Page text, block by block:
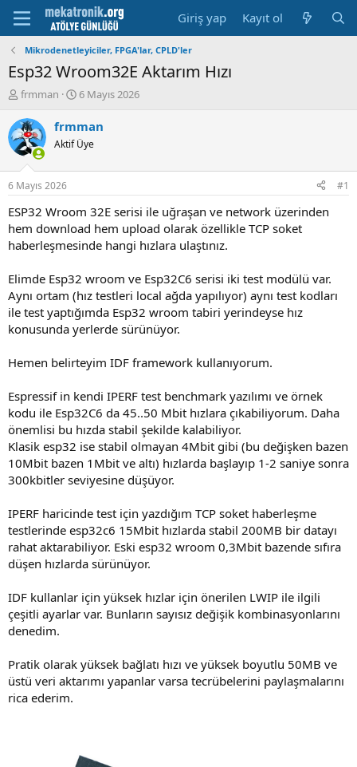
Giriş yap Kayıt ol
Mikrodenetleyiciler, FPGA'lar, CPLD'ler
Esp32 Wroom32E Aktarım Hızı
K
n
u
y
u
b
a
ş
a
t
n
frmman
B
ş
l
a
t
a
i
h
6 Mayıs 2026
frmman
Aktif Üye
6 Mayıs 2026 #1
ESP32 Wroom 32E serisi ile uğraşan ve network üzerinden
hem download hem upload olarak özellikle TCP soket
haberleşmesinde hangi hızlara ulaştınız.
Elimde Esp32 wroom ve Esp32C6 serisi iki test modülü var.
Aynı ortam (hız testleri local ağda yapılıyor) aynı test kodları
ile test yaptığımda Esp32 wroom tabiri yerindeyse hız
konusunda yerlerde sürünüyor.
Hemen belirteyim IDF framework kullanıyorum.
Espressif in kendi IPERF test benchmark yazılımı ve örnek
kodu ile Esp32C6 da 45..50 Mbit hızlara çıkabiliyorum. Daha
önemlisi bu hızda stabil şekilde kalabiliyor.
Klasik esp32 ise stabil olmayan 4Mbit gibi (bu değişken bazen
10Mbit bazen 1Mbit ve altı) hızlarda başlayıp 1-2 saniye sonra
300kbitler seviyesine düşüyor.
IPERF haricinde test için yazdığım TCP soket haberleşme
testlerinde esp32c6 15Mbit hızlarda stabil 200MB bir datayı
rahat aktarabiliyor. Eski esp32 wroom 0,3Mbit bazende sıfıra
düşen hızlarda sürünüyor.
IDF kullanlar için yüksek hızlar için önerilen LWIP ile ilgili
çeşitli ayarlar var. Bunların sayısız değişik kombinasyonlarını
denedim.
Pratik olarak yüksek bağlatı hızı ve yüksek boyutlu 50MB ve
üstü veri aktarımı yapanlar varsa tecrübelerini paylaşmalarını
rica ederim.